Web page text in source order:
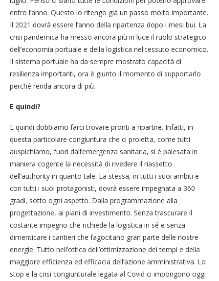
entro l’anno. Questo lo ritengo già un passo molto importante.
Il 2021 dovrà essere l’anno della ripartenza dopo i mesi bui. La
crisi pandemica ha messo ancora più in luce il ruolo strategico
dell’economia portuale e della logistica nel tessuto economico.
Il sistema portuale ha da sempre mostrato capacità di
resilienza importanti, ora è giunto il momento di supportarlo
perché renda ancora di più.
E quindi?
E quindi dobbiamo farci trovare pronti a ripartire. Infatti, in
questa particolare congiuntura che ci proietta, come tutti
auspichiamo, fuori dall’emergenza sanitaria, si è palesata in
maniera cogente la necessità di rivedere il riassetto
dell’authority in quanto tale. La stessa, in tutti i suoi ambiti e
con tutti i suoi protagonisti, dovrà essere impegnata a 360
gradi, sotto ogni aspetto. Dalla programmazione alla
progettazione, ai piani di investimento. Senza trascurare il
costante impegno che richiede la logistica in sé e senza
dimenticare i cantieri che fagocitano gran parte delle nostre
energie. Tutto nell’ottica dell’ottimizzazione dei tempi e della
maggiore efficienza ed efficacia dell’azione amministrativa. Lo
stop e la crisi congiunturale legata al Covid ci impongono oggi